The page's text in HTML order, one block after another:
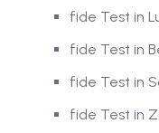
mit Gutschein
fide Test in
fide Test in
fide Test in
fide Test in